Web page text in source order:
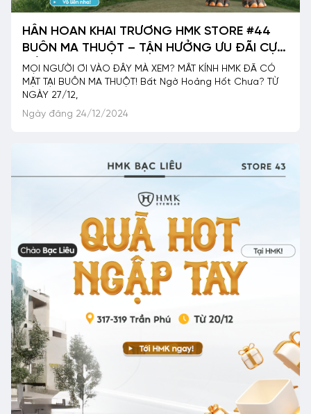
HÂN HOAN KHAI TRƯƠNG HMK STORE #44
BUÔN MA THUỘT – TẬN HƯỞNG ƯU ĐÃI CỰC
SỐC CÙNG HÀNG TRIỆU QUÀ TẶNG
MỌI NGƯỜI ƠI VÀO ĐÂY MÀ XEM? MẮT KÍNH HMK ĐÃ CÓ
MẶT TẠI BUÔN MA THUỘT! Bất Ngờ Hoảng Hốt Chưa? TỪ
NGÀY 27/12,
Ngày đăng 24/12/2024